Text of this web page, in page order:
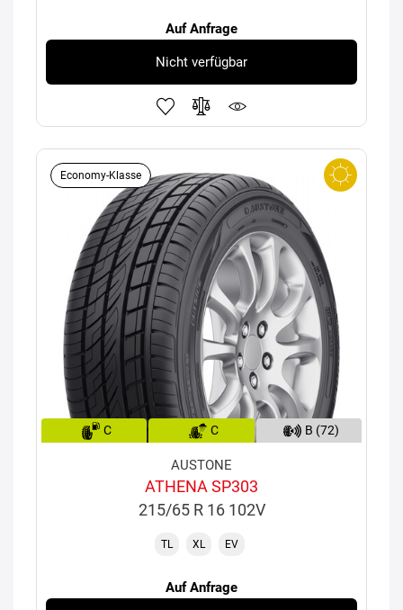
Auf Anfrage
Nicht verfügbar
Economy-Klasse
C C B (72)
AUSTONE
ATHENA SP303
215/65 R 16 102V
TL XL EV
Auf Anfrage